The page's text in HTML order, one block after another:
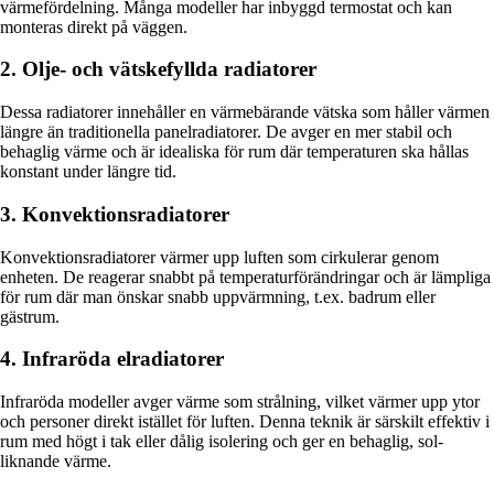
värmefördelning. Många modeller har inbyggd termostat och kan
monteras direkt på väggen.
2. Olje- och vätskefyllda radiatorer
Dessa radiatorer innehåller en värmebärande vätska som håller värmen
längre än traditionella panelradiatorer. De avger en mer stabil och
behaglig värme och är idealiska för rum där temperaturen ska hållas
konstant under längre tid.
3. Konvektionsradiatorer
Konvektionsradiatorer värmer upp luften som cirkulerar genom
enheten. De reagerar snabbt på temperaturförändringar och är lämpliga
för rum där man önskar snabb uppvärmning, t.ex. badrum eller
gästrum.
4. Infraröda elradiatorer
Infraröda modeller avger värme som strålning, vilket värmer upp ytor
och personer direkt istället för luften. Denna teknik är särskilt effektiv i
rum med högt i tak eller dålig isolering och ger en behaglig, sol-
liknande värme.